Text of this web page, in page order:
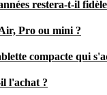
restera-t-il
Pro ou mini ?
compacte qui
l'achat ?